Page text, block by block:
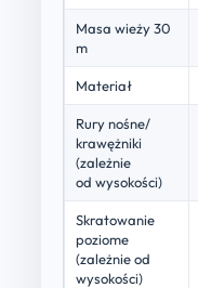
Masa wieży 30
m
Materiał
Rury nośne/
krawężniki
(zależnie
od wysokości)
Skratowanie
poziome
(zależnie od
wysokości)